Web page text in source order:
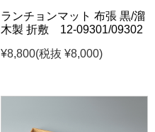
ランチョンマット 布張 黒/溜
木製 折敷 12-09301/09302
¥8,800(税抜 ¥8,000)